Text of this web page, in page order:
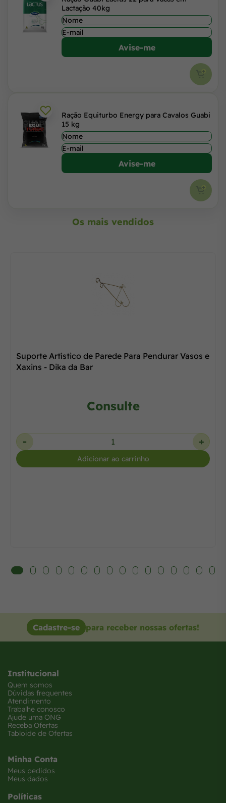
Lactação 40kg
Avise-me
Ração Equiturbo Energy para Cavalos Guabi
15 kg
Avise-me
Os mais vendidos
Suporte Artístico de Parede Para Pendurar Vasos e
Xaxins - Dika da Bar
Consulte
- +
Adicionar ao carrinho
Cadastre-se para receber nossas ofertas!
Institucional
Quem somos
Dúvidas frequentes
Atendimento
Trabalhe conosco
Ajude uma ONG
Receba Ofertas
Tabloide de Ofertas
Minha Conta
Meus pedidos
Meus dados
Políticas